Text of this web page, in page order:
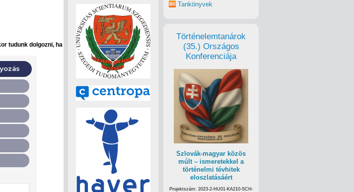
tudunk dolgozni, ha Ön is segít!
Tankönyvek
Történelemtanárok
(35.) Országos
Konferenciája
Szlovák-magyar közös
múlt – ismeretekkel a
történelmi tévhitek
eloszlatásáért
Projektszám: 2023-2-HU01-KA210-SCH-